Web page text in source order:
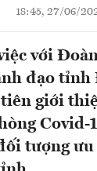
18:45, 27/06/
với
đạo tỉnh
giới
Covid-
tượng